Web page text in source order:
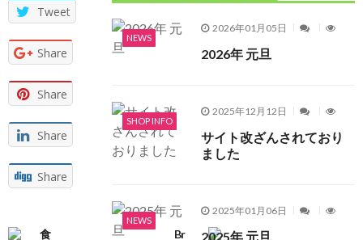
Tweet
Share
Share
Share
Share
食
Br
NEWS
2026年01月05日
2026年 元旦
SHOP INFO
2025年12月12日
サイト改ざんされており
ました
NEWS
2025年01月06日
2025年 元旦